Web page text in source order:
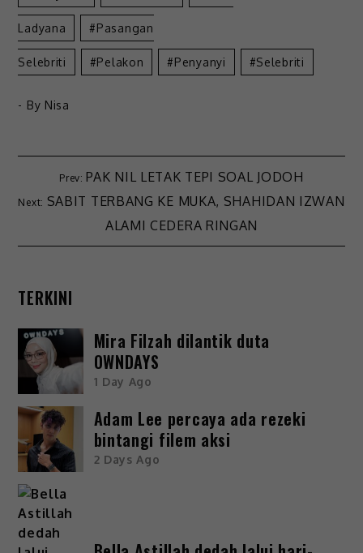
Ladyana Pasangan
Selebriti Pelakon Penyanyi Selebriti
- By Nisa
PAK NIL LETAK TEPI SOAL JODOH
SABIT TERBANG KE MUKA, SHAHIDAN IZWAN
ALAMI CEDERA RINGAN
TERKINI
Mira Filzah dilantik duta
OWNDAYS
1 Day Ago
Adam Lee percaya ada rezeki
bintangi filem aksi
2 Days Ago